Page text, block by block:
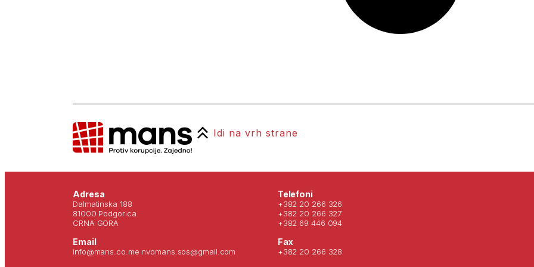
Idi na vrh strane
Adresa
Dalmatinska 188
81000 Podgorica
CRNA GORA
Email
info@mans.co.me nvomans.sos@gmail.com
Telefoni
+382 20 266 326
+382 20 266 327
+382 69 446 094
Fax
+382 20 266 328